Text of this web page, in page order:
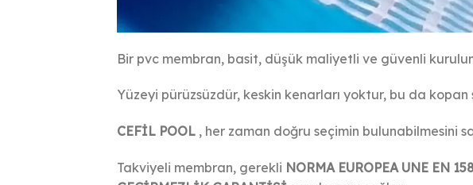
Bir pvc membran, basit, düşük maliyetli ve güvenli
Yüzeyi pürüzsüzdür, keskin kenarları yoktur, bu da
CEFİL POOL , her zaman doğru seçimin bulunabilmesini
Takviyeli membran, gerekli NORMA EUROPEA UNE EN